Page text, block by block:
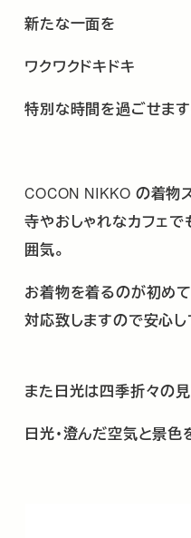
新たな一面を
ワクワクドキドキ
特別な時間を過ごせます
COCON NIKKO の着物
寺やおしゃれなカフェで
囲気。
お着物を着るのが初め
対応致しますので安心
また日光は四季折々の
日光・澄んだ空気と景